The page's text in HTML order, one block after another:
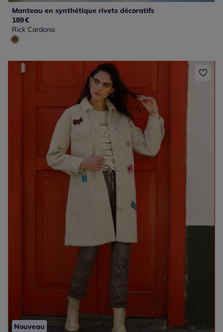
Manteau en synthétique rivets décoratifs
189€
Rick Cardona
Nouveau